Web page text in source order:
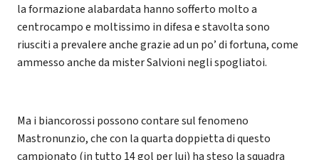
la formazione alabardata hanno sofferto molto a
centrocampo e moltissimo in difesa e stavolta sono
riusciti a prevalere anche grazie ad un po’ di fortuna, come
ammesso anche da mister Salvioni negli spogliatoi.
Ma i biancorossi possono contare sul fenomeno
Mastronunzio, che con la quarta doppietta di questo
campionato (in tutto 14 gol per lui) ha steso la squadra